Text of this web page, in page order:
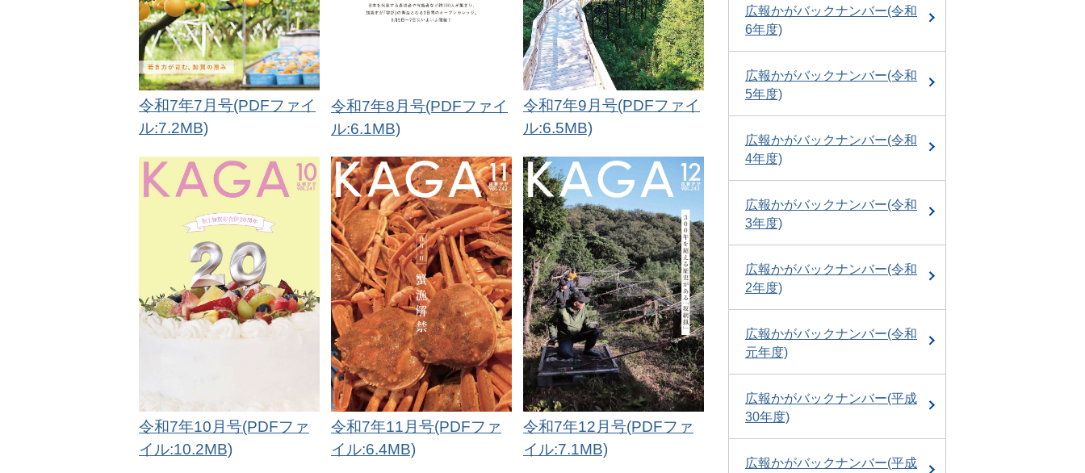
令和7年7月号(PDFファイ
ル:7.2MB)
令和7年8月号(PDFファイ
ル:6.1MB)
令和7年9月号(PDFファイ
ル:6.5MB)
令和7年10月号(PDFファ
イル:10.2MB)
令和7年11月号(PDFファ
イル:6.4MB)
令和7年12月号(PDFファ
イル:7.1MB)
広報かがバックナンバー(令和
6年度)
広報かがバックナンバー(令和
5年度)
広報かがバックナンバー(令和
4年度)
広報かがバックナンバー(令和
3年度)
広報かがバックナンバー(令和
2年度)
広報かがバックナンバー(令和
元年度)
広報かがバックナンバー(平成
30年度)
広報かがバックナンバー(平成